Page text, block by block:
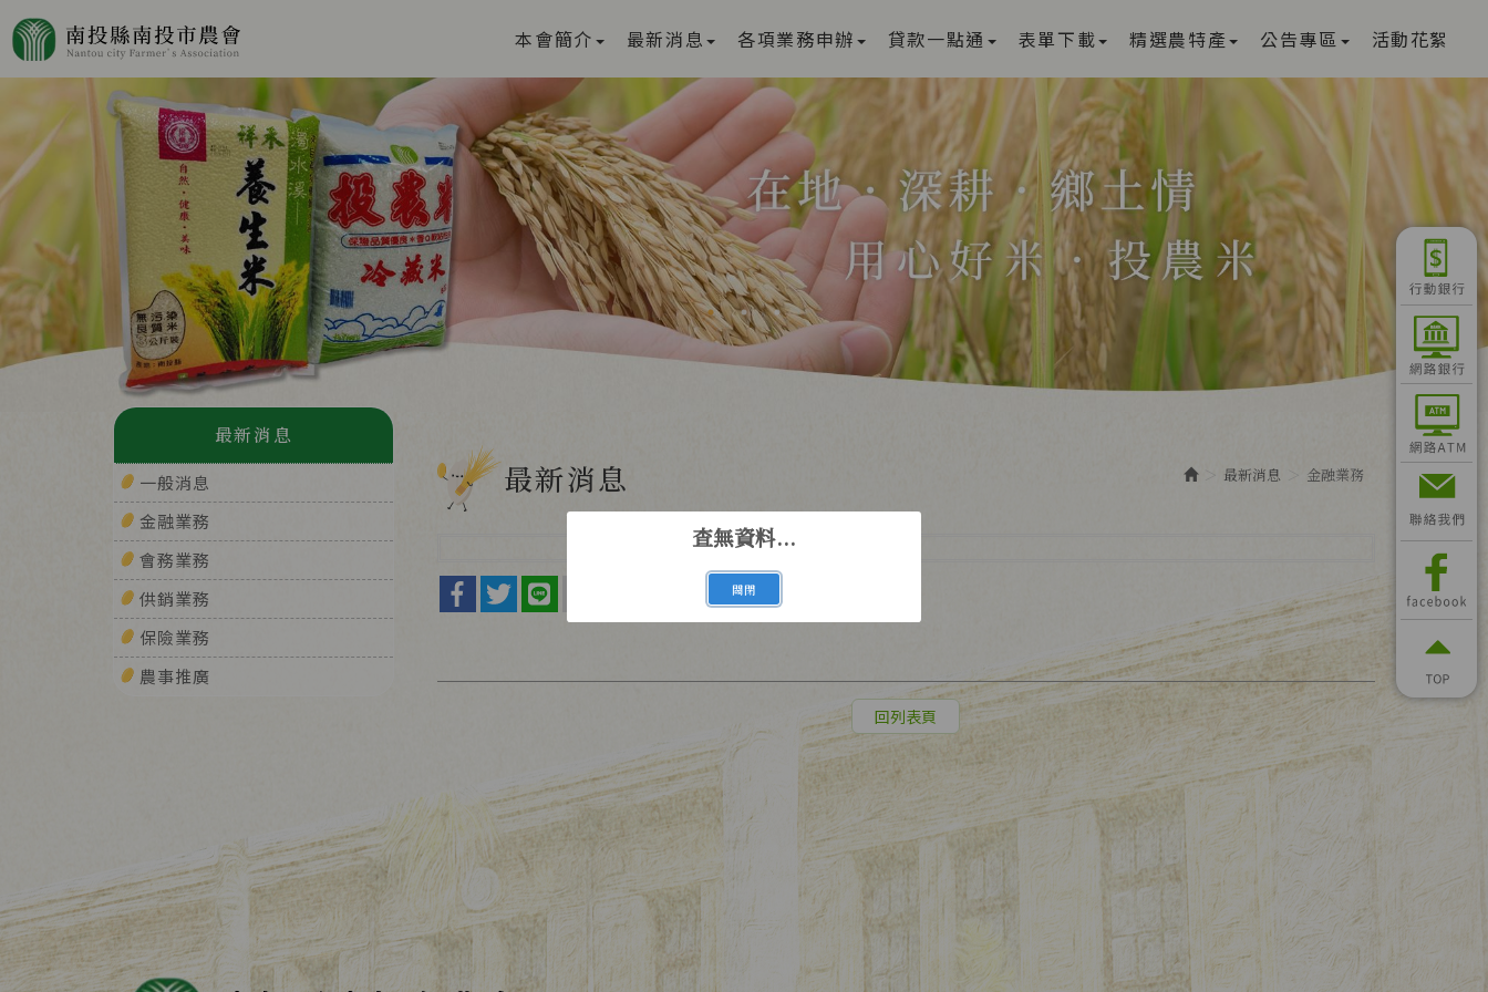
本會簡介 最新消息 各項業務申辦 貸款一點通 表單下載 精選農特產 公告專區 活動花絮
最新消息
一般消息
金融業務
會務業務
供銷業務
保險業務
農事推廣
最新消息 金融業務
最新消息
回列表頁
查無資料...
關閉